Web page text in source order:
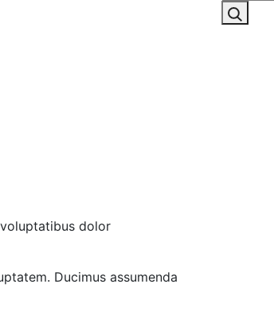
Hľadať:
dolor
Ducimus assumenda